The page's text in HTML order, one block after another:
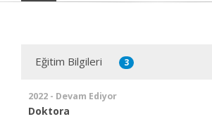
Eğitim Bilgileri 3
2022 - Devam Ediyor
Doktora